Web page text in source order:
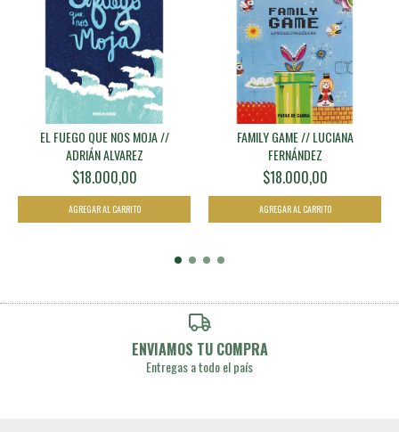
EL FUEGO QUE NOS MOJA //
ADRIÁN ALVAREZ
$18.000,00
FAMILY GAME // LUCIANA
FERNÁNDEZ
$18.000,00
ENVIAMOS TU COMPRA
Entregas a todo el país